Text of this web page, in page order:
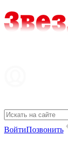
ВойтиПозвонить